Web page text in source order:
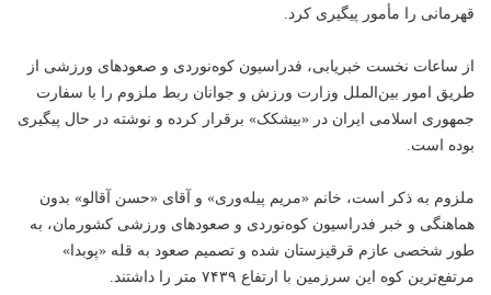
قهرمانی را مأمور پیگیری کرد.
از ساعات نخست خبر ‌یابی، فدراسیون کوه‌نوردی و صعودهای ورزشی از
طریق امور بین‌الملل وزارت ورزش و جوانان ربط ملزوم را با سفارت
جمهوری اسلامی ایران در «بیشکک» برقرار کرده و نوشته در حال پیگیری
بوده است.
ملزوم به ذکر است، خانم «مریم پیله‌وری» و آقای «حسن آقالو» بدون
هماهنگی و خبر فدراسیون کوه‌نوردی و صعودهای ورزشی کشورمان، به
طور شخصی عازم قرقیزستان شده و تصمیم صعود به قله «پوبدا»
مرتفع‌ترین کوه این سرزمین با ارتفاع ۷۴۳۹ متر را داشتند.